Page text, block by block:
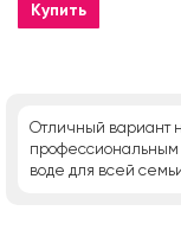
Купить
Отличный вариант
профессиональным
воде для всей